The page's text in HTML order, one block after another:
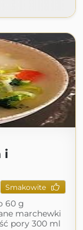
i
Smakowite
60 g
marchewki
pory 300 ml